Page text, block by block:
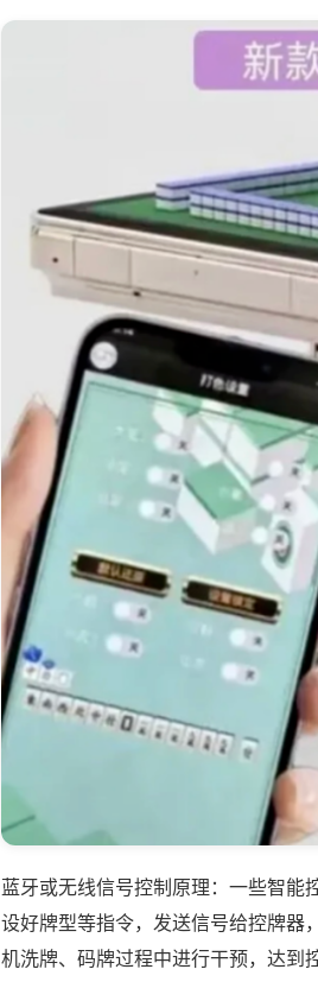
蓝牙或无线信号控制原理：一些智能
设好牌型等指令，发送信号给控牌器
机洗牌、码牌过程中进行干预，达到